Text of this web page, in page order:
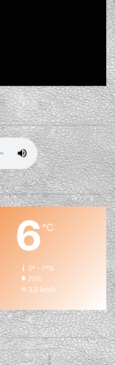
6℃
5º - 7º%
70%
3.2 km/h